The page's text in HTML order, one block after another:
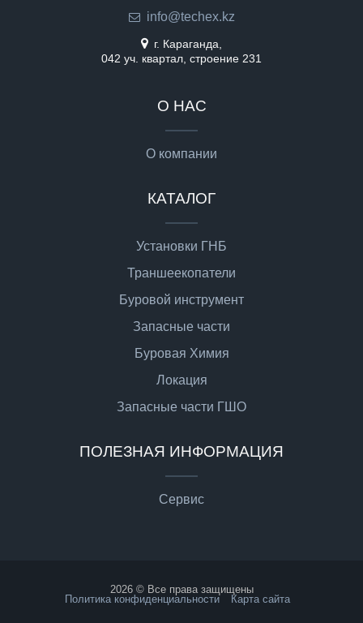
info@techex.kz
г. Караганда,
042 уч. квартал, строение 231
О НАС
О компании
КАТАЛОГ
Установки ГНБ
Траншеекопатели
Буровой инструмент
Запасные части
Буровая Химия
Локация
Запасные части ГШО
ПОЛЕЗНАЯ ИНФОРМАЦИЯ
Сервис
2026 © Все права защищены
Политика конфиденциальности
Карта сайта